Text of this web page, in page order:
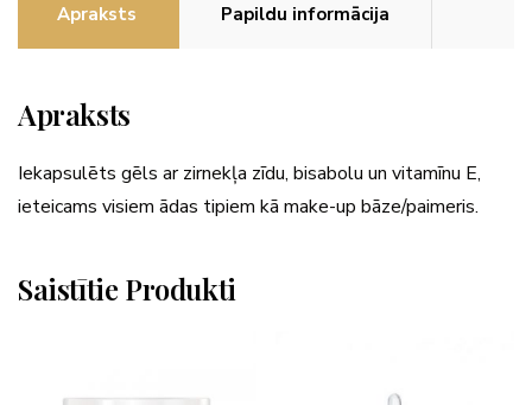
Apraksts Papildu informācija
Apraksts
Iekapsulēts gēls ar zirnekļa zīdu, bisabolu un vitamīnu E,
ieteicams visiem ādas tipiem kā make-up bāze/paimeris.
Saistītie Produkti